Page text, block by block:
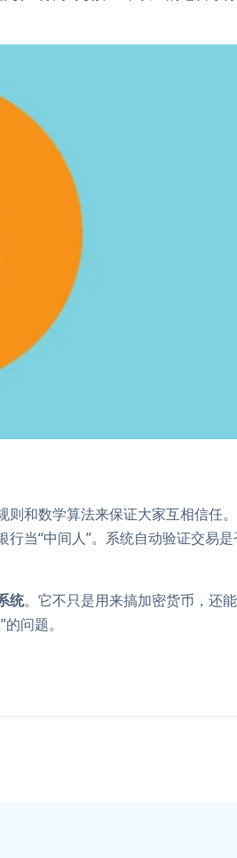
和数学算法来保证大家互相信任
当“中间人”。系统自动验证交易是
统。它不只是用来搞加密货币，还
问题。